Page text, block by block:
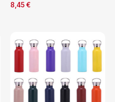
8,45 €